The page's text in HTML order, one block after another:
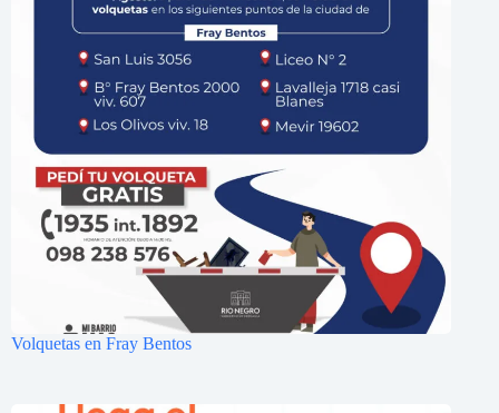
Volquetas en Fray Bentos